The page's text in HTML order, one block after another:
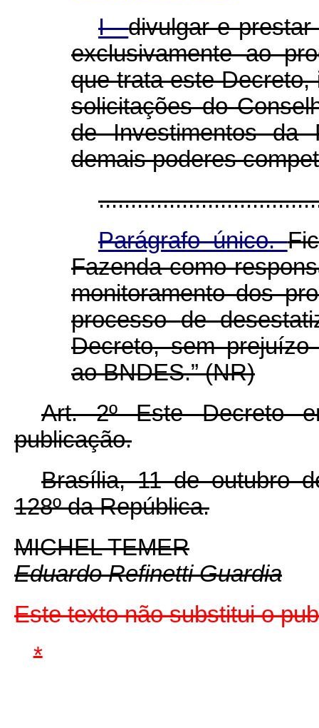
I -divulgar e
exclusivamente ao
que trata este
solicitações do
de Investimentos da
demais poderes
Parágrafo único.
Fazenda como
monitoramento dos
processode
Decreto, sem
ao BNDES.” (NR)
Art. 2º Este Decreto
publicação.
Brasília, 11 de outubro
128º da República.
MICHEL TEMER
Eduardo Refinetti Guardia
Este texto não substitui o
*